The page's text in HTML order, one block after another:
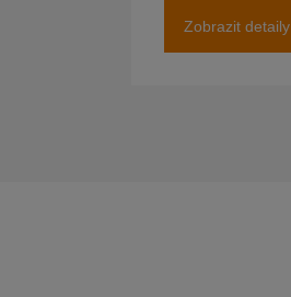
Zobrazit detaily